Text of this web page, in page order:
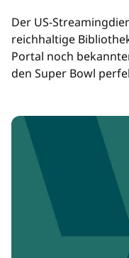
Der US-
reichhaltige
Portal noch
den Super Bowl